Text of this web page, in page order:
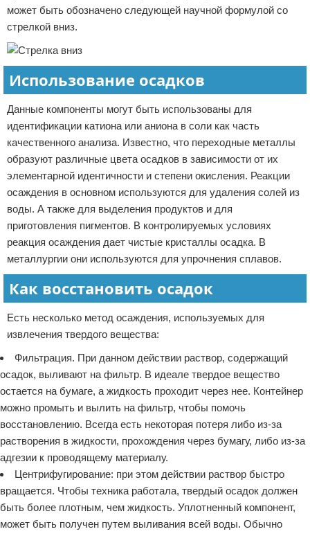
может быть обозначено следующей научной формулой со
стрелкой вниз.
Использование осадков
Данные компоненты могут быть использованы для
идентификации катиона или аниона в соли как часть
качественного анализа. Известно, что переходные металлы
образуют различные цвета осадков в зависимости от их
элементарной идентичности и степени окисления. Реакции
осаждения в основном используются для удаления солей из
воды. А также для выделения продуктов и для
приготовления пигментов. В контролируемых условиях
реакция осаждения дает чистые кристаллы осадка. В
металлургии они используются для упрочнения сплавов.
Как восстановить осадок
Есть несколько метод осаждения, используемых для
извлечения твердого вещества:
Фильтрация. При данном действии раствор, содержащий
осадок, выливают на фильтр. В идеале твердое вещество
остается на бумаге, а жидкость проходит через нее. Контейнер
можно промыть и вылить на фильтр, чтобы помочь
восстановлению. Всегда есть некоторая потеря либо из-за
растворения в жидкости, прохождения через бумагу, либо из-за
адгезии к проводящему материалу.
Центрифугирование: при этом действии раствор быстро
вращается. Чтобы техника работала, твердый осадок должен
быть более плотным, чем жидкость. Уплотненный компонент,
может быть получен путем выливания всей воды. Обычно